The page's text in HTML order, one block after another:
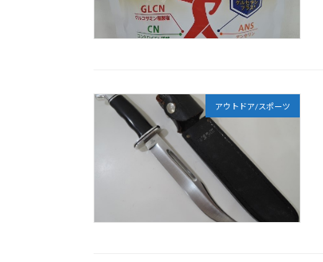
アウトドア/スポーツ